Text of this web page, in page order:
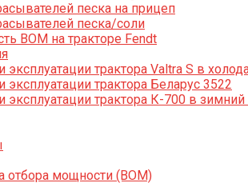
песка на прицеп
песка/соли
ВОМ на тракторе Fendt
эксплуатации трактора Valtra S в
эксплуатации трактора Беларус 3522
эксплуатации трактора К-700 в
отбора мощности (ВОМ)